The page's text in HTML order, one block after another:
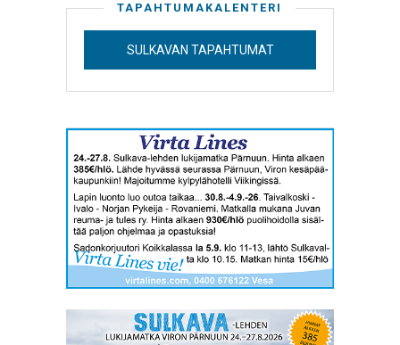
TAPAHTUMAKALENTERI
SULKAVAN TAPAHTUMAT